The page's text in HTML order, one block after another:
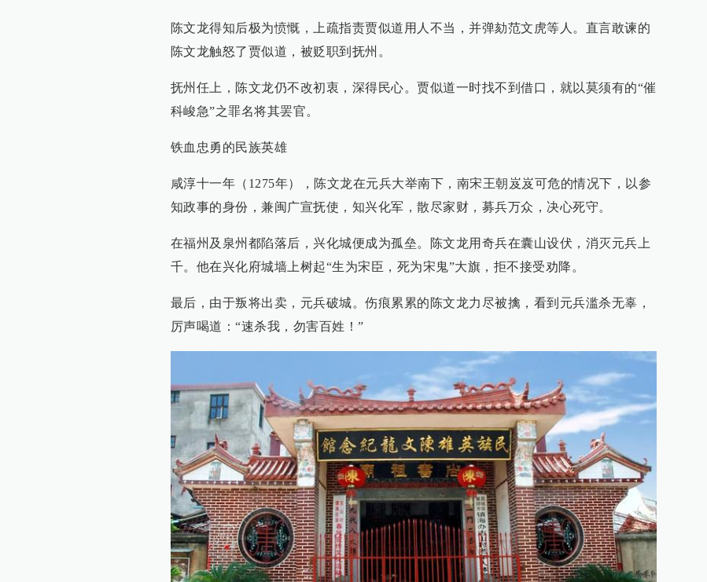
陈文龙得知后极为愤慨，上疏指责贾似道用人不当，并弹劾范文虎等人。直言敢谏的
陈文龙触怒了贾似道，被贬职到抚州。
抚州任上，陈文龙仍不改初衷，深得民心。贾似道一时找不到借口，就以莫须有的“催
科峻急”之罪名将其罢官。
铁血忠勇的民族英雄
咸淳十一年（1275年），陈文龙在元兵大举南下，南宋王朝岌岌可危的情况下，以参
知政事的身份，兼闽广宣抚使，知兴化军，散尽家财，募兵万众，决心死守。
在福州及泉州都陷落后，兴化城便成为孤垒。陈文龙用奇兵在囊山设伏，消灭元兵上
千。他在兴化府城墙上树起“生为宋臣，死为宋鬼”大旗，拒不接受劝降。
最后，由于叛将出卖，元兵破城。伤痕累累的陈文龙力尽被擒，看到元兵滥杀无辜，
厉声喝道：“速杀我，勿害百姓！”